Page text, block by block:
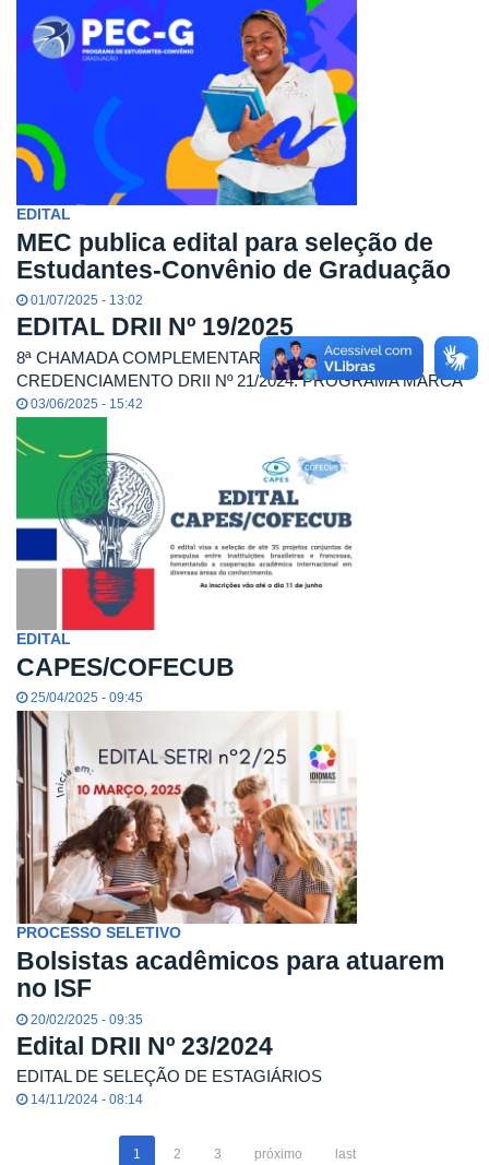
EDITAL
MEC publica edital para seleção de
Estudantes-Convênio de Graduação
01/07/2025 - 13:02
EDITAL DRII Nº 19/2025
8ª CHAMADA COMPLEMENTAR AO EDITAL DE
CREDENCIAMENTO DRII Nº 21/2024: PROGRAMA MARCA
03/06/2025 - 15:42
EDITAL
CAPES/COFECUB
25/04/2025 - 09:45
PROCESSO SELETIVO
Bolsistas acadêmicos para atuarem
no ISF
20/02/2025 - 09:35
Edital DRII Nº 23/2024
EDITAL DE SELEÇÃO DE ESTAGIÁRIOS
14/11/2024 - 08:14
1 2 3 próximo last